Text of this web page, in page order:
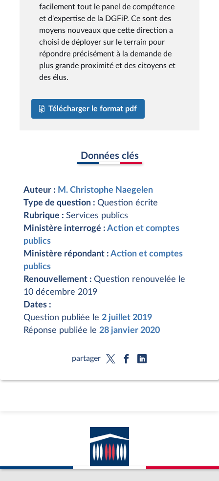
facilement tout le panel de compétence
et d'expertise de la DGFiP. Ce sont des
moyens nouveaux que cette direction a
choisi de déployer sur le terrain pour
répondre précisément à la demande de
plus grande proximité et des citoyens et
des élus.
Télécharger le format pdf
Données clés
Auteur : M. Christophe Naegelen
Type de question : Question écrite
Rubrique : Services publics
Ministère interrogé : Action et comptes
publics
Ministère répondant : Action et comptes
publics
Renouvellement : Question renouvelée le
10 décembre 2019
Dates :
Question publiée le 2 juillet 2019
Réponse publiée le 28 janvier 2020
partager